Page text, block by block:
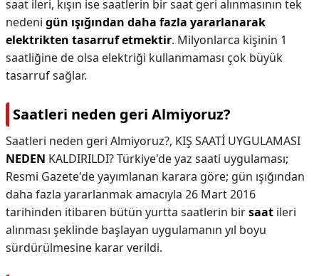
saat ileri, kışın ise saatlerin bir saat geri alınmasının tek
nedeni gün ışığından daha fazla yararlanarak
elektrikten tasarruf etmektir. Milyonlarca kişinin 1
saatliğine de olsa elektriği kullanmaması çok büyük
tasarruf sağlar.
Saatleri neden geri Almiyoruz?
Saatleri neden geri Almiyoruz?, KIŞ SAATİ UYGULAMASI
NEDEN KALDIRILDI? Türkiye'de yaz saati uygulaması;
Resmi Gazete'de yayımlanan karara göre; gün ışığından
daha fazla yararlanmak amacıyla 26 Mart 2016
tarihinden itibaren bütün yurtta saatlerin birsaat ileri
alınması şeklinde başlayan uygulamanın yıl boyu
sürdürülmesine karar verildi.